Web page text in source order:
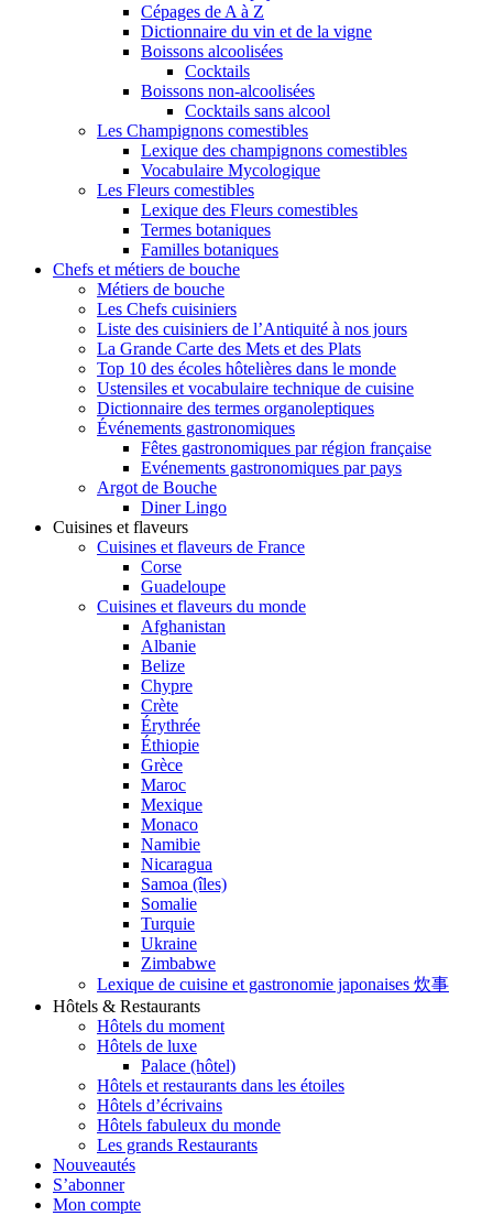
Cépages de A à Z
Dictionnaire du vin et de la vigne
Boissons alcoolisées
Cocktails
Boissons non-alcoolisées
Cocktails sans alcool
Les Champignons comestibles
Lexique des champignons comestibles
Vocabulaire Mycologique
Les Fleurs comestibles
Lexique des Fleurs comestibles
Termes botaniques
Familles botaniques
Chefs et métiers de bouche
Métiers de bouche
Les Chefs cuisiniers
Liste des cuisiniers de l’Antiquité à nos jours
La Grande Carte des Mets et des Plats
Top 10 des écoles hôtelières dans le monde
Ustensiles et vocabulaire technique de cuisine
Dictionnaire des termes organoleptiques
Événements gastronomiques
Fêtes gastronomiques par région française
Evénements gastronomiques par pays
Argot de Bouche
Diner Lingo
Cuisines et flaveurs
Cuisines et flaveurs de France
Corse
Guadeloupe
Cuisines et flaveurs du monde
Afghanistan
Albanie
Belize
Chypre
Crète
Érythrée
Éthiopie
Grèce
Maroc
Mexique
Monaco
Namibie
Nicaragua
Samoa (îles)
Somalie
Turquie
Ukraine
Zimbabwe
Lexique de cuisine et gastronomie japonaises 炊事
Hôtels & Restaurants
Hôtels du moment
Hôtels de luxe
Palace (hôtel)
Hôtels et restaurants dans les étoiles
Hôtels d’écrivains
Hôtels fabuleux du monde
Les grands Restaurants
Nouveautés
S’abonner
Mon compte